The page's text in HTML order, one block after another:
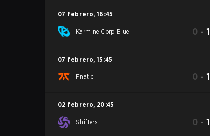
07 febrero, 16:45
Karmine Corp Blue 0 -1
07 febrero, 15:45
Fnatic 0 -1
02 febrero, 20:45
Shifters 0 -1